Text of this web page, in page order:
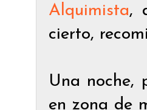
Alquimista,
cierto,
Una noche,
en zona de